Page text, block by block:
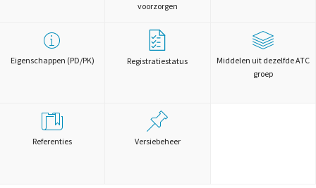
voorzorgen
Eigenschappen (PD/PK) Registratiestatus
Middelen uit dezelfde ATC
groep
Referenties Versiebeheer